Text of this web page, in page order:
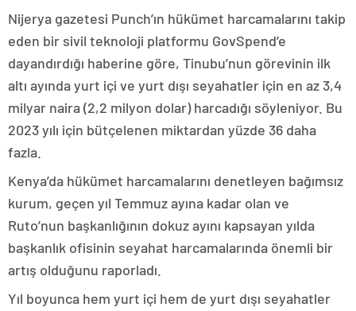
Nijerya gazetesi Punch’ın hükümet harcamalarını takip
eden bir sivil teknoloji platformu GovSpend’e
dayandırdığı haberine göre, Tinubu’nun görevinin ilk
altı ayında yurt içi ve yurt dışı seyahatler için en az 3,4
milyar naira (2,2 milyon dolar) harcadığı söyleniyor. Bu
2023 yılı için bütçelenen miktardan yüzde 36 daha
fazla.
Kenya’da hükümet harcamalarını denetleyen bağımsız
kurum, geçen yıl Temmuz ayına kadar olan ve
Ruto’nun başkanlığının dokuz ayını kapsayan yılda
başkanlık ofisinin seyahat harcamalarında önemli bir
artış olduğunu raporladı.
Yıl boyunca hem yurt içi hem de yurt dışı seyahatler